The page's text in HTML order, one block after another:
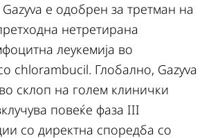
е одобрен за третман на
нетретирана
леукемија во
chlorambucil. Глобално, Gazyva
склоп на голем клинички
повеќе фаза III
со директна споредба со